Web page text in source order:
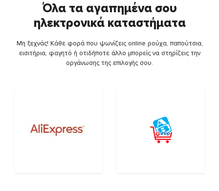
Όλα τα αγαπημένα σου
ηλεκτρονικά καταστήματα
Μη ξεχνάς! Κάθε φορά που ψωνίζεις online ρούχα, παπούτσια,
εισιτήρια, φαγητό ή οτιδήποτε άλλο μπορείς να στηρίζεις την
οργάνωσης της επιλογής σου.